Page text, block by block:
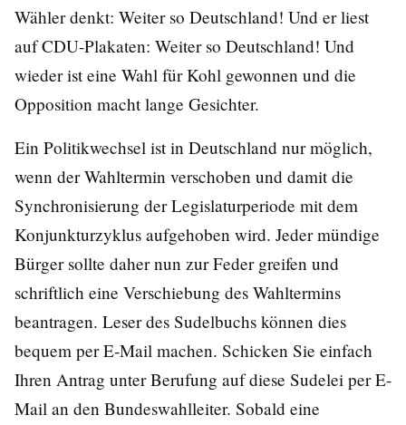
Wähler denkt: Weiter so Deutschland! Und er liest
auf CDU-Plakaten: Weiter so Deutschland! Und
wieder ist eine Wahl für Kohl gewonnen und die
Opposition macht lange Gesichter.
Ein Politikwechsel ist in Deutschland nur möglich,
wenn der Wahltermin verschoben und damit die
Synchronisierung der Legislaturperiode mit dem
Konjunkturzyklus aufgehoben wird. Jeder mündige
Bürger sollte daher nun zur Feder greifen und
schriftlich eine Verschiebung des Wahltermins
beantragen. Leser des Sudelbuchs können dies
bequem per E-Mail machen. Schicken Sie einfach
Ihren Antrag unter Berufung auf diese Sudelei per E-
Mail an den Bundeswahlleiter. Sobald eine